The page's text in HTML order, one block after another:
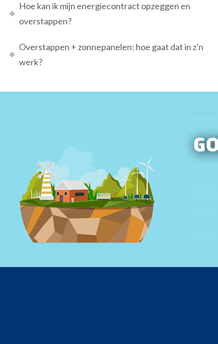
Hoe kan ik mijn energiecontract opzeggen en
overstappen?
Overstappen + zonnepanelen: hoe gaat dat in z'n
werk?